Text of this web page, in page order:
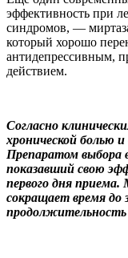
эффективность при
синдромов, —
который хорошо
антидепрессивным,
действием.
Согласно
хронической болью
Препаратом выбора
показавший свою
первого дня
сокращает время
продолжительность